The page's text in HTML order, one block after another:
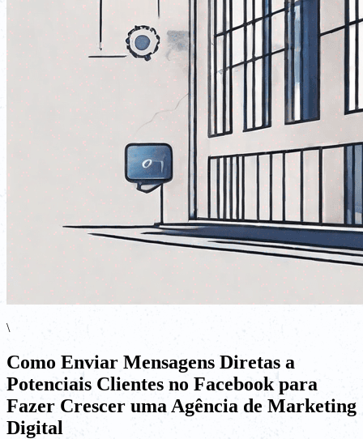
\
Como Enviar Mensagens Diretas a
Potenciais Clientes no Facebook para
Fazer Crescer uma Agência de Marketing
Digital